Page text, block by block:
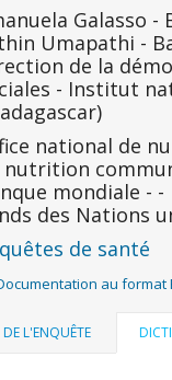
Galasso -
Umapathi -
de la
- Institut
national de
nutrition
mondiale - -
des Nations
de santé
au format
L'ENQUÊTE